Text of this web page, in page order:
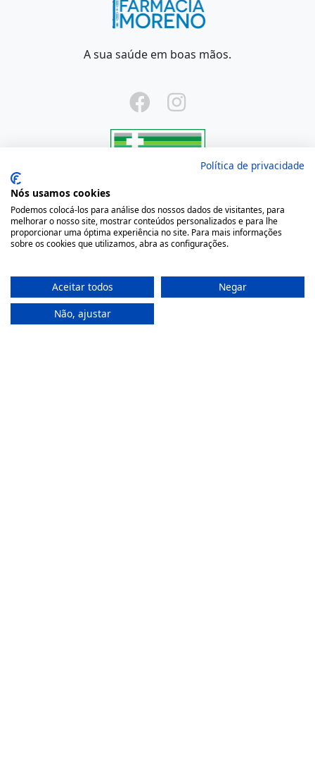
A sua saúde em boas mãos.
Onde Estamos
Largo São Domingos 42-44
4050-545 Porto
Portugal
(Chamada para rede fixa nacional)
(+351) 912 474 321
(Chamada para rede móvel nacional)
Política de privacidade
Nós usamos cookies
Podemos colocá-los para análise dos nossos dados de visitantes, para
melhorar o nosso site, mostrar conteúdos personalizados e para lhe
proporcionar uma óptima experiência no site. Para mais informações
sobre os cookies que utilizamos, abra as configurações.
Aceitar todos
Negar
Não, ajustar